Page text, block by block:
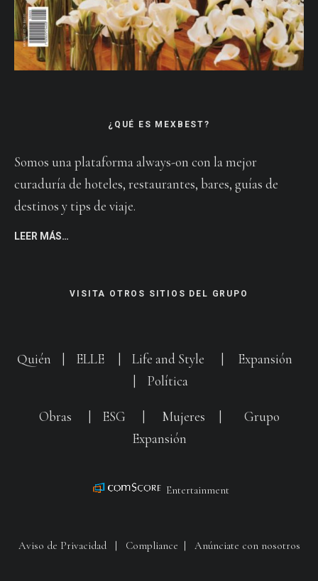
¿QUÉ ES MEXBEST?
Somos una plataforma always-on con la mejor
curaduría de hoteles, restaurantes, bares, guías de
destinos y tips de viaje.
LEER MÁS…
VISITA OTROS SITIOS DEL GRUPO
Quién ELLE Life and Style
Expansión
Política
Obras ESG Mujeres
Grupo
Expansión
Entertainment
Aviso de Privacidad| Compliance Anúnciate con nosotros